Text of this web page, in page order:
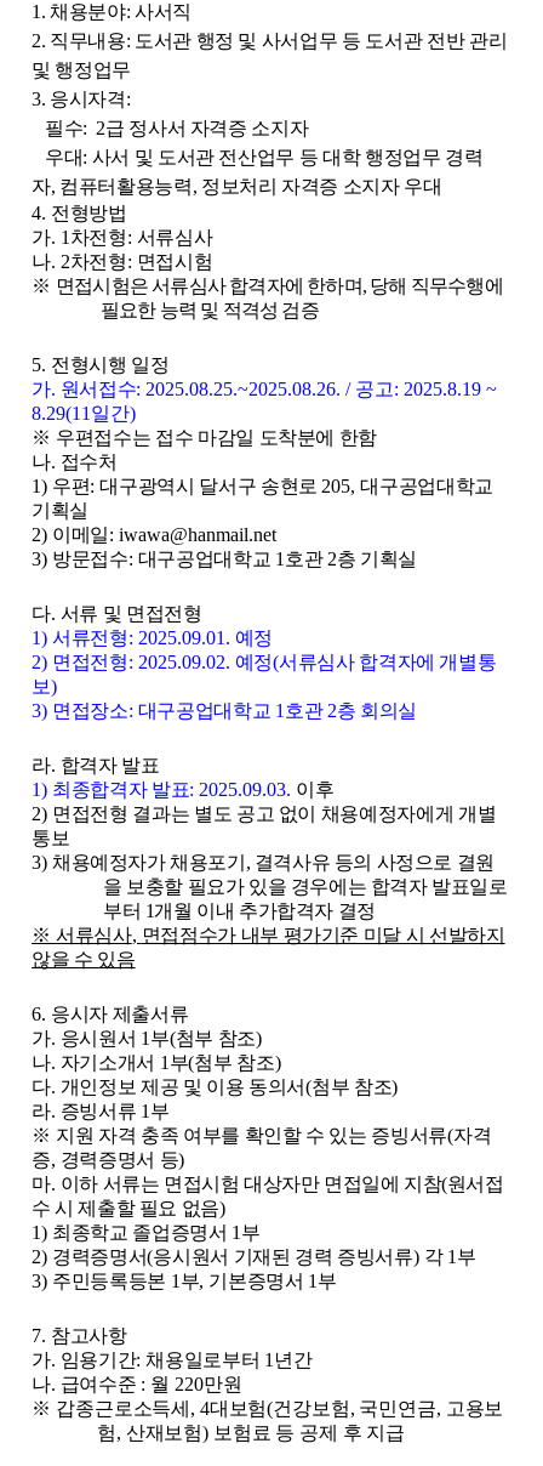
1. 채용분야: 사서직
2. 직무내용: 도서관 행정 및 사서업무 등 도서관 전반 관리
및 행정업무
3. 응시자격:
필수: 2급 정사서 자격증 소지자
우대: 사서 및 도서관 전산업무 등 대학 행정업무 경력
자, 컴퓨터활용능력, 정보처리 자격증 소지자 우대
4. 전형방법
가. 1 차전형: 서류심사
나. 2차전형: 면접시험
※ 면접시험은 서류심사 합격자에 한하며, 당해 직무수행에
필요한 능력 및 적격성 검증
5. 전형시행 일정
가. 원서접수: 2025.08.25.~2025.08.26. / 공고: 2025.8.19 ~
8.29(11일간)
※ 우편접수는 접수 마감일 도착분에 한함
나. 접수처
1) 우편:대구광역시 달서구 송현로 205,대구공업대학교
기획실
2) 이메일: iwawa@hanmail.net
3) 방문접수: 대구공업대학교 1 호관 2층 기획실
다. 서류 및 면접전형
1)서류전형: 2025.09.01. 예정
2) 면접전형: 2025.09.02. 예정(서류심사 합격자에 개별통
보)
3) 면접장소: 대구공업대학교 1 호관 2층 회의실
라. 합격자 발표
1) 최종합격자 발표: 2025.09.03. 이후
2) 면접전형 결과는 별도 공고 없이 채용예정자에게 개별
통보
3) 채용예정자가 채용포기 , 결격사유 등의 사정으로 결원
을 보충할 필요가 있을 경우에는 합격자 발표일로
부터 1개월 이내 추가합격자 결정
※서류심사, 면접점수가 내부 평가기준 미달 시 선발하지
않을 수 있음
6. 응시자 제출서류
가. 응시원서 1 부(첨부 참조)
나. 자기소개서 1 부(첨부 참조)
다. 개인정보 제공 및 이용 동의서(첨부 참조)
라. 증빙서류 1 부
※ 지원 자격 충족 여부를 확인할 수 있는 증빙서류(자격
증, 경력증명서 등)
마. 이하 서류는 면접시험 대상자만 면접일에 지참(원서접
수 시 제출할 필요 없음)
1) 최종학교 졸업증명서 1 부
2) 경력증명서(응시원서 기재된 경력 증빙서류) 각 1 부
3) 주민등록등본 1 부, 기본증명서 1 부
7. 참고사항
가. 임용기간: 채용일로부터 1 년간
나. 급여수준 : 월 220만원
※ 갑종근로소득세 , 4대보험(건강보험, 국민연금, 고용보
험, 산재보험) 보험료 등 공제 후 지급